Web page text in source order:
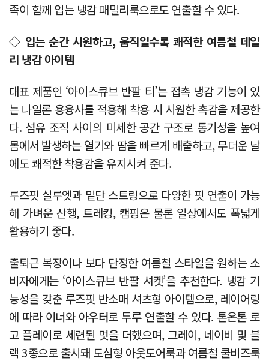
족이 함께 입는 냉감 패밀리룩으로도 연출할 수 있다.
◇ 입는 순간 시원하고, 움직일수록 쾌적한 여름철 데일
리 냉감 아이템
대표 제품인 ‘아이스큐브 반팔 티’는 접촉 냉감 기능이 있
는 나일론 용융사를 적용해 착용 시 시원한 촉감을 제공한
다. 섬유 조직 사이의 미세한 공간 구조로 통기성을 높여
몸에서 발생하는 열기와 땀을 빠르게 배출하고, 무더운 날
에도 쾌적한 착용감을 유지시켜 준다.
루즈핏 실루엣과 밑단 스트링으로 다양한 핏 연출이 가능
해 가벼운 산행, 트레킹, 캠핑은 물론 일상에서도 폭넓게
활용하기 좋다.
출퇴근 복장이나 보다 단정한 여름철 스타일을 원하는 소
비자에게는 ‘아이스큐브 반팔 셔켓’을 추천한다. 냉감 기
능성을 갖춘 루즈핏 반소매 셔츠형 아이템으로, 레이어링
에 따라 이너와 아우터로 두루 연출할 수 있다. 톤온톤 로
고 플레이로 세련된 멋을 더했으며, 그레이, 네이비 및 블
랙 3종으로 출시돼 도심형 아웃도어룩과 여름철 쿨비즈룩